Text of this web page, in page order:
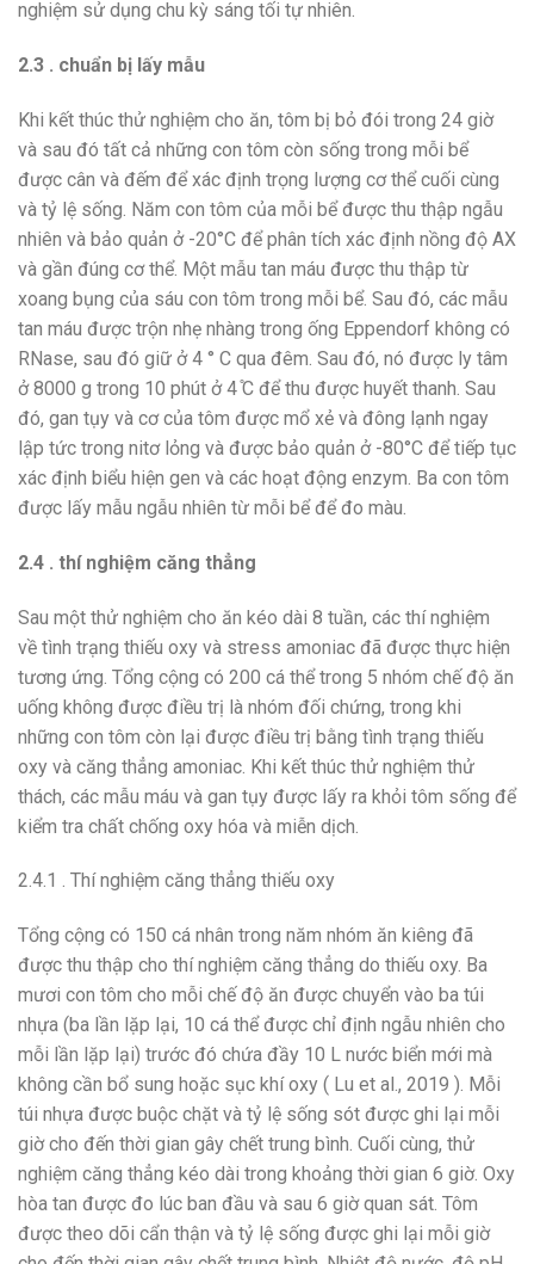
nghiệm sử dụng chu kỳ sáng tối tự nhiên.
2.3 . chuẩn bị lấy mẫu
Khi kết thúc thử nghiệm cho ăn, tôm bị bỏ đói trong 24 giờ
và sau đó tất cả những con tôm còn sống trong mỗi bể
được cân và đếm để xác định trọng lượng cơ thể cuối cùng
và tỷ lệ sống. Năm con tôm của mỗi bể được thu thập ngẫu
nhiên và bảo quản ở -20°C để phân tích xác định nồng độ AX
và gần đúng cơ thể. Một mẫu tan máu được thu thập từ
xoang bụng của sáu con tôm trong mỗi bể. Sau đó, các mẫu
tan máu được trộn nhẹ nhàng trong ống Eppendorf không có
RNase, sau đó giữ ở 4 ° C qua đêm. Sau đó, nó được ly tâm
ở 8000 g trong 10 phút ở 4 ̊C để thu được huyết thanh. Sau
đó, gan tụy và cơ của tôm được mổ xẻ và đông lạnh ngay
lập tức trong nitơ lỏng và được bảo quản ở -80°C để tiếp tục
xác định biểu hiện gen và các hoạt động enzym. Ba con tôm
được lấy mẫu ngẫu nhiên từ mỗi bể để đo màu.
2.4 . thí nghiệm căng thẳng
Sau một thử nghiệm cho ăn kéo dài 8 tuần, các thí nghiệm
về tình trạng thiếu oxy và stress amoniac đã được thực hiện
tương ứng. Tổng cộng có 200 cá thể trong 5 nhóm chế độ ăn
uống không được điều trị là nhóm đối chứng, trong khi
những con tôm còn lại được điều trị bằng tình trạng thiếu
oxy và căng thẳng amoniac. Khi kết thúc thử nghiệm thử
thách, các mẫu máu và gan tụy được lấy ra khỏi tôm sống để
kiểm tra chất chống oxy hóa và miễn dịch.
2.4.1 . Thí nghiệm căng thẳng thiếu oxy
Tổng cộng có 150 cá nhân trong năm nhóm ăn kiêng đã
được thu thập cho thí nghiệm căng thẳng do thiếu oxy. Ba
mươi con tôm cho mỗi chế độ ăn được chuyển vào ba túi
nhựa (ba lần lặp lại, 10 cá thể được chỉ định ngẫu nhiên cho
mỗi lần lặp lại) trước đó chứa đầy 10 L nước biển mới mà
không cần bổ sung hoặc sục khí oxy ( Lu et al., 2019 ). Mỗi
túi nhựa được buộc chặt và tỷ lệ sống sót được ghi lại mỗi
giờ cho đến thời gian gây chết trung bình. Cuối cùng, thử
nghiệm căng thẳng kéo dài trong khoảng thời gian 6 giờ. Oxy
hòa tan được đo lúc ban đầu và sau 6 giờ quan sát. Tôm
được theo dõi cẩn thận và tỷ lệ sống được ghi lại mỗi giờ